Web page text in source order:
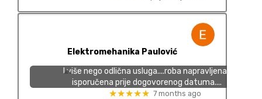
Elektromehanika Paulović
I više nego odlična usluga....roba napravljena i
isporučena prije dogovorenog datuma....
★★★★★ 7 months ago